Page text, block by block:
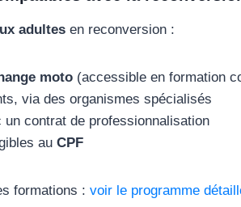
adultes en reconversion :
moto (accessible en formation
via des organismes spécialisés
un contrat de professionnalisation
au CPF
formations : voir le programme